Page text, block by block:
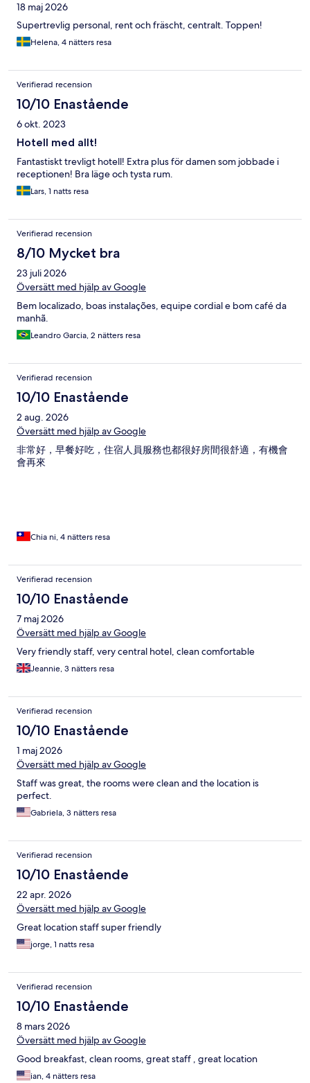
18 maj 2026
Supertrevlig personal, rent och fräscht, centralt. Toppen!
Helena, 4 nätters resa
Verifierad recension
10/10 Enastående
6 okt. 2023
Hotell med allt!
Fantastiskt trevligt hotell! Extra plus för damen som jobbade i
receptionen! Bra läge och tysta rum.
Lars, 1 natts resa
Verifierad recension
8/10 Mycket bra
23 juli 2026
Översätt med hjälp av Google
Bem localizado, boas instalações, equipe cordial e bom café da
manhã.
Leandro Garcia, 2 nätters resa
Verifierad recension
10/10 Enastående
2 aug. 2026
Översätt med hjälp av Google
非常好，早餐好吃，住宿人員服務也都很好房間很舒適，有機會
會再來
Chia ni, 4 nätters resa
Verifierad recension
10/10 Enastående
7 maj 2026
Översätt med hjälp av Google
Very friendly staff, very central hotel, clean comfortable
Jeannie, 3 nätters resa
Verifierad recension
10/10 Enastående
1 maj 2026
Översätt med hjälp av Google
Staff was great, the rooms were clean and the location is
perfect.
Gabriela, 3 nätters resa
Verifierad recension
10/10 Enastående
22 apr. 2026
Översätt med hjälp av Google
Great location staff super friendly
jorge, 1 natts resa
Verifierad recension
10/10 Enastående
8 mars 2026
Översätt med hjälp av Google
Good breakfast, clean rooms, great staff , great location
ian, 4 nätters resa